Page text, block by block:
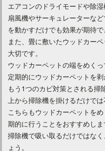
エアコンのドライモードや除
扇風機やサーキュレーターな
を動かすだけでも効果が期待で
また、畳に敷いたウッドカー
大切です。
ウッドカーペットの端をめく
定期的にウッドカーペットを
もう1つのカビ対策とされる掃
上から掃除機を掛けるだけでは
こちらもウッドカーペットを
期的に行うことをおすすめしま
掃除機で吸い取るだけではな
ょう。